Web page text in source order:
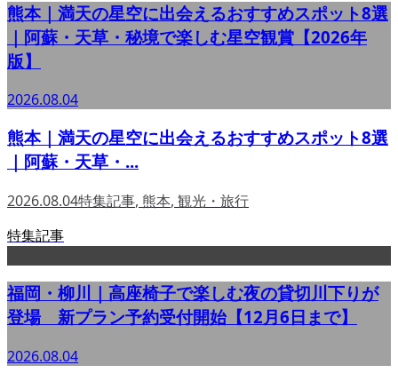
熊本｜満天の星空に出会えるおすすめスポット8選
｜阿蘇・天草・秘境で楽しむ星空観賞【2026年
版】
2026.08.04
熊本｜満天の星空に出会えるおすすめスポット8選
｜阿蘇・天草・...
2026.08.04特集記事, 熊本, 観光・旅行
特集記事
福岡・柳川｜高座椅子で楽しむ夜の貸切川下りが
登場 新プラン予約受付開始【12月6日まで】
2026.08.04